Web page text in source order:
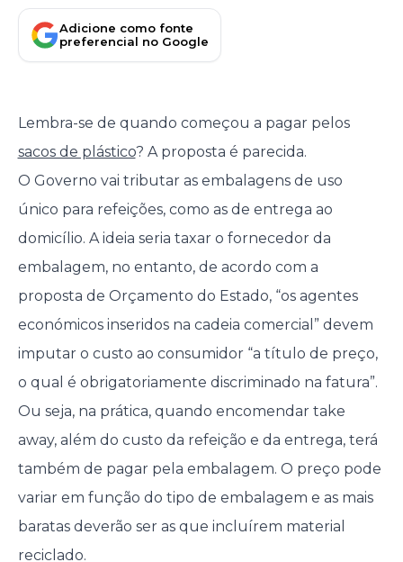
Adicione como fonte
preferencial no Google
Lembra-se de quando começou a pagar pelos
sacos de plástico? A proposta é parecida.
O Governo vai tributar as embalagens de uso
único para refeições, como as de entrega ao
domicílio. A ideia seria taxar o fornecedor da
embalagem, no entanto, de acordo com a
proposta de Orçamento do Estado, “os agentes
económicos inseridos na cadeia comercial” devem
imputar o custo ao consumidor “a título de preço,
o qual é obrigatoriamente discriminado na fatura”.
Ou seja, na prática, quando encomendar take
away, além do custo da refeição e da entrega, terá
também de pagar pela embalagem. O preço pode
variar em função do tipo de embalagem e as mais
baratas deverão ser as que incluírem material
reciclado.